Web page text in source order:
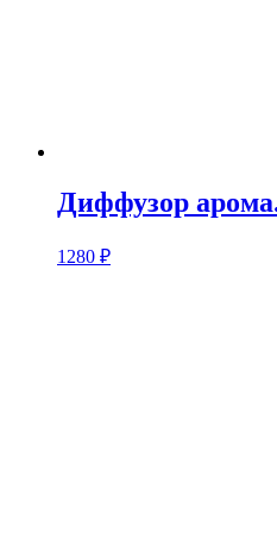
Диффузор
1280 ₽